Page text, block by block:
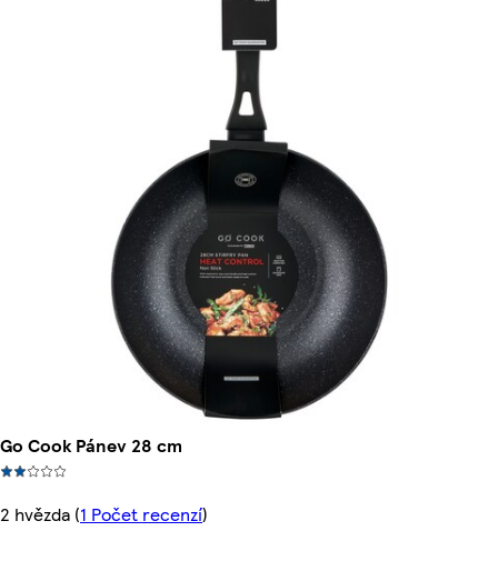
Go Cook Pánev 28 cm
2 hvězda (1 Počet recenzí)